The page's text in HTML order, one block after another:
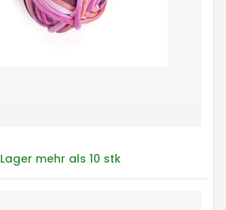
mehr als 10 stk